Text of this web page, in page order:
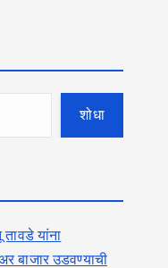
शोधा
तावडे यांना
बाजार उडवण्याची